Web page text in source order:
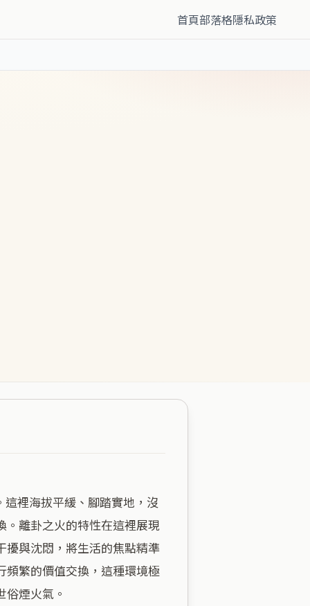
首頁部落格隱私政策
。離卦之火的特性在這裡展現
擾與沈悶，將生活的焦點精準
繁的價值交換，這種環境極
煙火氣。